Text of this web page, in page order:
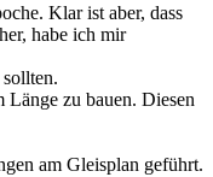
Klar ist aber, dass
habe ich mir
zu bauen. Diesen
am Gleisplan geführt.